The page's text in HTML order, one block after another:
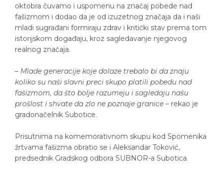
oktobra čuvamo i uspomenu na značaj pobede nad
fašizmom i dodao da je od izuzetnog značaja da i naši
mladi sugrađani formiraju zdrav i kritički stav prema tom
istorijskom događaju, kroz sagledavanje njegovog
realnog značaja.
– Mlade generacije koje dolaze trebalo bi da znaju
koliko su naši slavni preci skupo platili pobedu nad
fašizmom, da što bolje razumeju i sagledaju našu
prošlost i shvate da zlo ne poznaje granice – rekao je
gradonačelnik Subotice.
Prisutnima na komemorativnom skupu kod Spomenika
žrtvama fašizma obratio se i Aleksandar Toković,
predsednik Gradskog odbora SUBNOR-a Subotica.